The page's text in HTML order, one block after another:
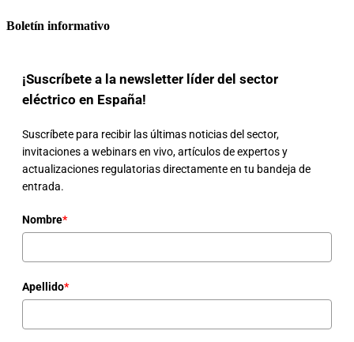
Boletín informativo
¡Suscríbete a la newsletter líder del sector
eléctrico en España!
Suscríbete para recibir las últimas noticias del sector,
invitaciones a webinars en vivo, artículos de expertos y
actualizaciones regulatorias directamente en tu bandeja de
entrada.
Nombre*
Apellido*